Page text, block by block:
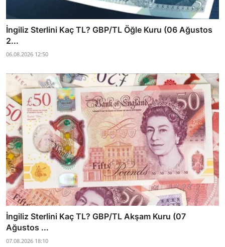
İngiliz Sterlini Kaç TL? GBP/TL Öğle Kuru (06 Ağustos
2...
06.08.2026 12:50
İngiliz Sterlini Kaç TL? GBP/TL Akşam Kuru (07
Ağustos ...
07.08.2026 18:10